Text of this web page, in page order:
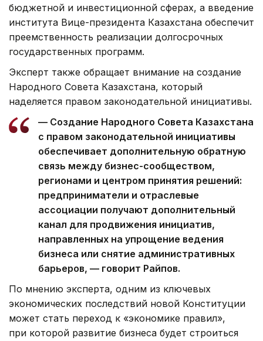
бюджетной и инвестиционной сферах, а введение
института Вице-президента Казахстана обеспечит
преемственность реализации долгосрочных
государственных программ.
Эксперт также обращает внимание на создание
Народного Совета Казахстана, который
наделяется правом законодательной инициативы.
— Создание Народного Совета Казахстана
с правом законодательной инициативы
обеспечивает дополнительную обратную
связь между бизнес-сообществом,
регионами и центром принятия решений:
предприниматели и отраслевые
ассоциации получают дополнительный
канал для продвижения инициатив,
направленных на упрощение ведения
бизнеса или снятие административных
барьеров, — говорит Райпов.
По мнению эксперта, одним из ключевых
экономических последствий новой Конституции
может стать переход к «экономике правил»,
при которой развитие бизнеса будет строиться